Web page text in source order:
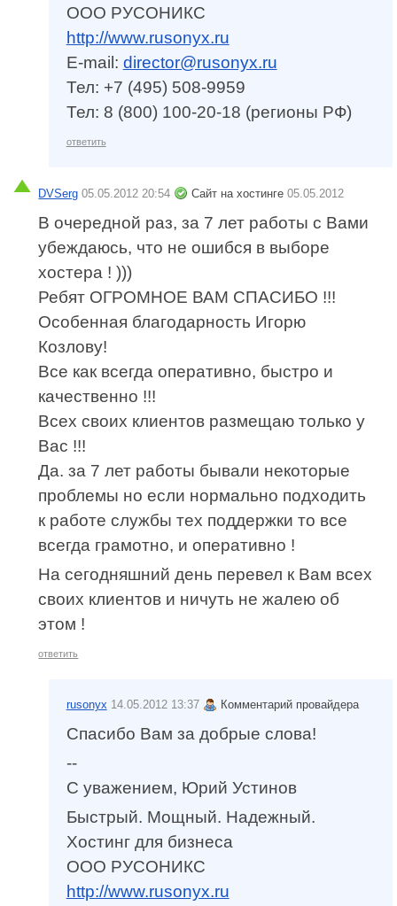
ООО РУСОНИКС
http://www.rusonyx.ru
E-mail: director@rusonyx.ru
Тел: +7 (495) 508-9959
Тел: 8 (800) 100-20-18 (регионы РФ)
ответить
DVSerg 05.05.2012 20:54 Сайт на хостинге05.05.2012
В очередной раз, за 7 лет работы с Вами
убеждаюсь, что не ошибся в выборе
хостера ! )))
Ребят ОГРОМНОЕ ВАМ СПАСИБО !!!
Особенная благодарность Игорю
Козлову!
Все как всегда оперативно, быстро и
качественно !!!
Всех своих клиентов размещаю только у
Вас !!!
Да. за 7 лет работы бывали некоторые
проблемы но если нормально подходить
к работе службы тех поддержки то все
всегда грамотно, и оперативно !
На сегодняшний день перевел к Вам всех
своих клиентов и ничуть не жалею об
этом !
ответить
rusonyx 14.05.2012 13:37 Комментарий провайдера
Спасибо Вам за добрые слова!
--
С уважением, Юрий Устинов
Быстрый. Мощный. Надежный.
Хостинг для бизнеса
ООО РУСОНИКС
http://www.rusonyx.ru